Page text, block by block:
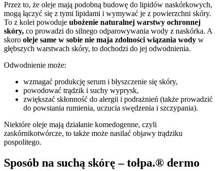
Przez to, że oleje mają podobną budowę do lipidów naskórkowych,
mogą łączyć się z tymi lipidami i wymywać je z powierzchni skóry.
To z kolei powoduje ubożenie naturalnej warstwy ochronnej
skóry, co prowadzi do silnego odparowywania wody z naskórka. A
skoro oleje same w sobie nie maja zdolności wiązania wody w
głębszych warstwach skóry, to dochodzi do jej odwodnienia.
Odwodnienie może:
wzmagać produkcję serum i błyszczenie się skóry,
powodować trądzik i suchy wyprysk,
zwiększać skłonność do alergii i podrażnień (także prowadzić
do powstania rumienia, uczucia swędzenia i szczypania).
Niektóre oleje mają działanie komedogenne, czyli
zaskórnikotwórcze, to także może nasilać objawy trądziku
pospolitego.
Sposób na suchą skórę – tołpa.® dermo